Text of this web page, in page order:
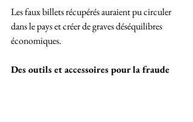
Les faux billets récupérés auraient pu circuler
dans le pays et créer de graves déséquilibres
économiques.
Des outils et accessoires pour la fraude